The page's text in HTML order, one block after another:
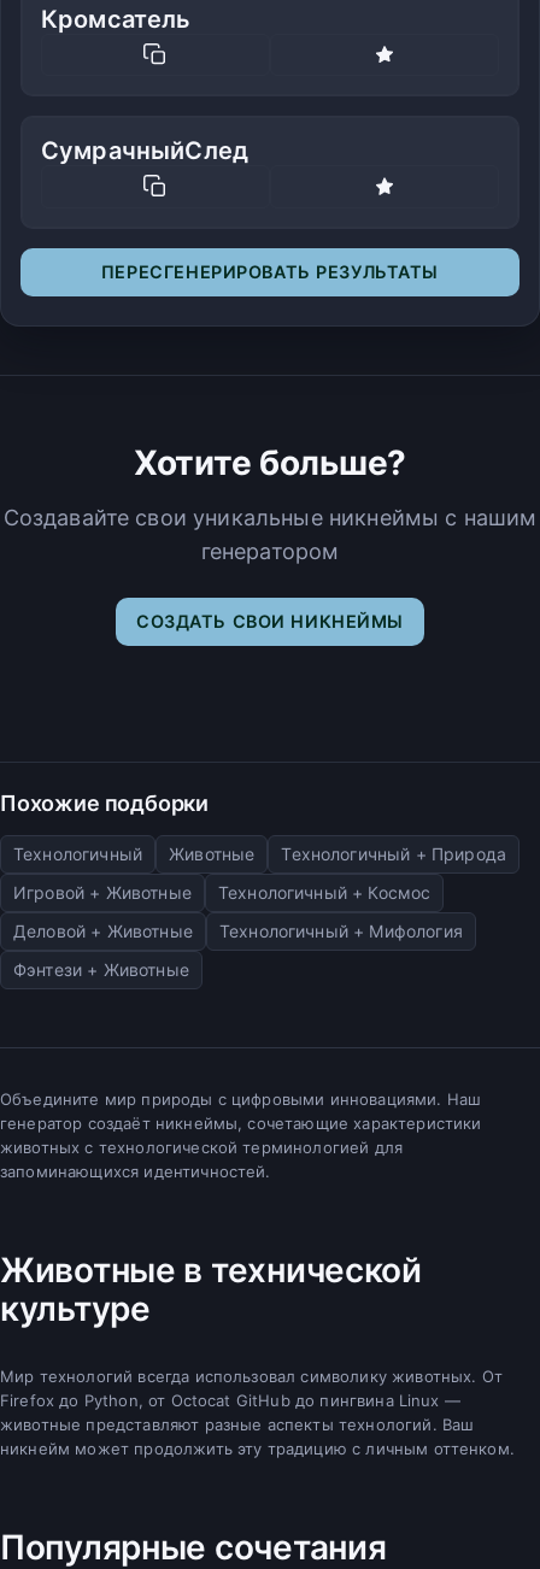
Кромсатель
СумрачныйСлед
ПЕРЕСГЕНЕРИРОВАТЬ РЕЗУЛЬТАТЫ
Хотите больше?
Создавайте свои уникальные никнеймы с нашим
генератором
СОЗДАТЬ СВОИ НИКНЕЙМЫ
Похожие подборки
Технологичный Животные
Технологичный + Природа
Игровой + Животные
Технологичный + Космос
Деловой + Животные
Технологичный + Мифология
Фэнтези + Животные
Объедините мир природы с цифровыми инновациями. Наш
генератор создаёт никнеймы, сочетающие характеристики
животных с технологической терминологией для
запоминающихся идентичностей.
Животные в технической
культуре
Мир технологий всегда использовал символику животных. От
Firefox до Python, от Octocat GitHub до пингвина Linux —
животные представляют разные аспекты технологий. Ваш
никнейм может продолжить эту традицию с личным оттенком.
Популярные сочетания